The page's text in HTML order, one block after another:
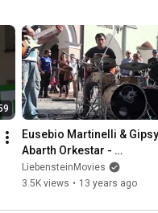
Eusebio Martinelli & Gipsy
Abarth Orkestar -
Abarthzeana
LiebensteinMovies
3.5K views • 13 years ago